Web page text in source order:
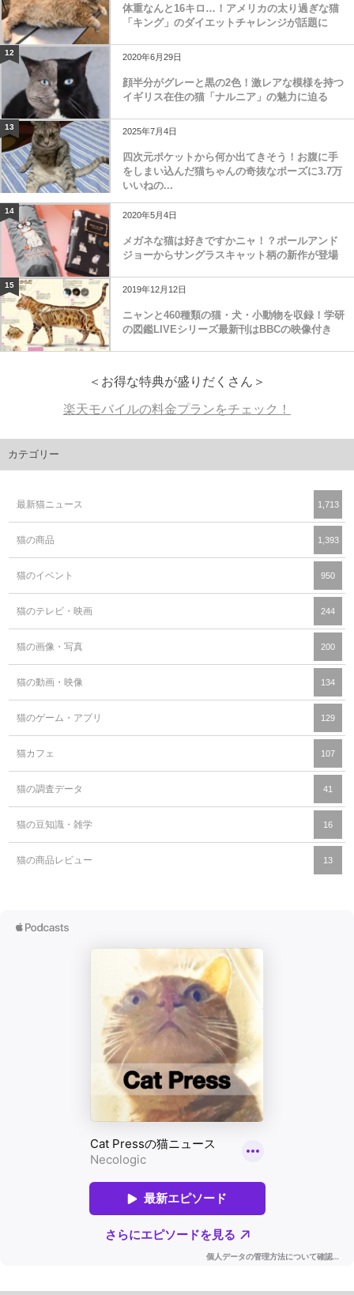
体重なんと16キロ…！アメリカの太り過ぎな猫
「キング」のダイエットチャレンジが話題に
12 2020年6月29日
顔半分がグレーと黒の2色！激レアな模様を持つ
イギリス在住の猫「ナルニア」の魅力に迫る
13 2025年7月4日
四次元ポケットから何か出てきそう！お腹に手
をしまい込んだ猫ちゃんの奇抜なポーズに3.7万
いいねの...
14 2020年5月4日
メガネな猫は好きですかニャ！？ポールアンド
ジョーからサングラスキャット柄の新作が登場
15 2019年12月12日
ニャンと460種類の猫・犬・小動物を収録！学研
の図鑑LIVEシリーズ最新刊はBBCの映像付き
＜お得な特典が盛りだくさん＞
楽天モバイルの料金プランをチェック！
カテゴリー
最新猫ニュース 1,713
猫の商品 1,393
猫のイベント 950
猫のテレビ・映画 244
猫の画像・写真 200
猫の動画・映像 134
猫のゲーム・アプリ 129
猫カフェ 107
猫の調査データ 41
猫の豆知識・雑学 16
猫の商品レビュー 13